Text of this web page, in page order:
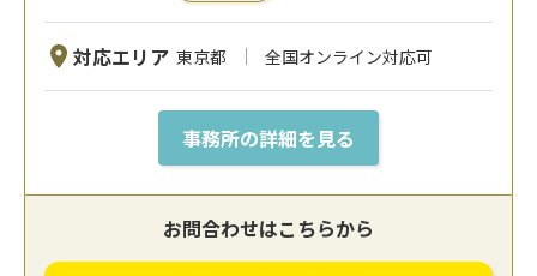
対応エリア 東京都 全国オンライン対応可
事務所の詳細を見る
お問合わせはこちらから